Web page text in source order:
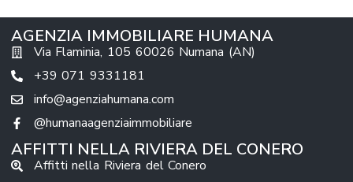
AGENZIA IMMOBILIARE HUMANA
Via Flaminia, 105 60026 Numana (AN)
+39 071 9331181
info@agenziahumana.com
@humanaagenziaimmobiliare
AFFITTI NELLA RIVIERA DEL CONERO
Affitti nella Riviera del Conero